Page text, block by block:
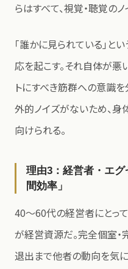
らはすべて、視覚・聴覚の
「誰かに見られている」と
応を起こす。それ自体が悪
トにすべき筋群への意識
外的ノイズがないため、
向けられる。
理由3：経営者・エ
間効率」
40〜60代の経営者にとっ
が経営資源だ。完全個室
退出まで他者の動向を気